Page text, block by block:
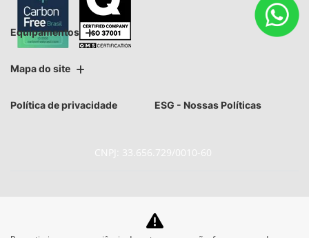
Equipamentos
Mapa do site
Política de privacidade ESG - Nossas Políticas
CNPJ: 33.656.729/0010-60